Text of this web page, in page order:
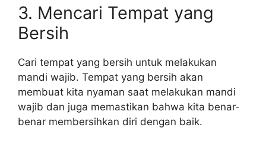
3. Mencari Tempat yang
Bersih
Cari tempat yang bersih untuk melakukan
mandi wajib. Tempat yang bersih akan
membuat kita nyaman saat melakukan mandi
wajib dan juga memastikan bahwa kita benar-
benar membersihkan diri dengan baik.